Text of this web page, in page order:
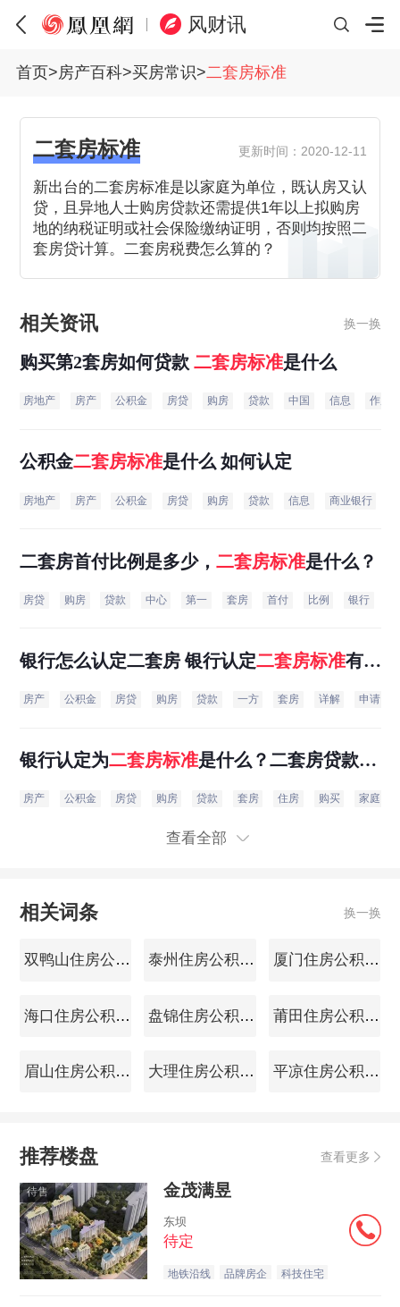
风财讯
首页>房产百科>买房常识>二套房标准
二套房标准 更新时间：2020-12-11
新出台的二套房标准是以家庭为单位，既认房又认
贷，且异地人士购房贷款还需提供1年以上拟购房
地的纳税证明或社会保险缴纳证明，否则均按照二
套房贷计算。二套房税费怎么算的？
相关资讯 换一换
购买第2套房如何贷款 二套房标准是什么
房地产 房产 公积金 房贷 购房 贷款 中国 信息 作用
公积金二套房标准是什么 如何认定
房地产 房产 公积金 房贷 购房 贷款 信息 商业银行
二套房首付比例是多少， 二套房标准是什么？
房贷 购房 贷款 中心 第一 套房 首付 比例 银行
银行怎么认定二套房 银行认定二套房标准有什
房产 公积金 房贷 购房 贷款 一方 套房 详解 申请
银行认定为二套房标准是什么？二套房贷款政
房产 公积金 房贷 购房 贷款 套房 住房 购买 家庭
查看全部
相关词条 换一换
双鸭山住房公积金查询 泰州住房公积金查询 厦门住房公积金查询
海口住房公积金查询 盘锦住房公积金查询 莆田住房公积金查询
眉山住房公积金查询 大理住房公积金查询 平凉住房公积金查询
推荐楼盘 查看更多
待售 金茂满昱
东坝
待定
地铁沿线 品牌房企 科技住宅